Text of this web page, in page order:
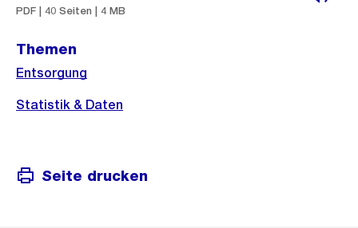
PDF | 40 Seiten | 4 MB
Themen
Entsorgung
Statistik & Daten
Seite drucken